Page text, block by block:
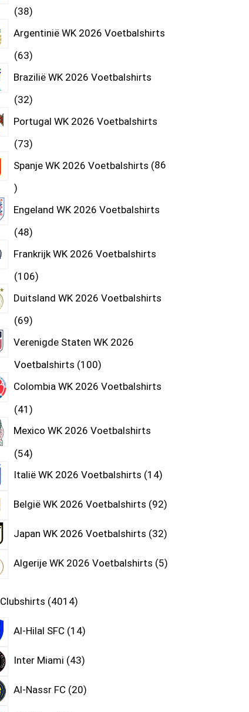
38
Argentinië WK 2026 Voetbalshirts
63
Brazilië WK 2026 Voetbalshirts
32
Portugal WK 2026 Voetbalshirts
73
Spanje WK 2026 Voetbalshirts 86
Engeland WK 2026 Voetbalshirts
48
Frankrijk WK 2026 Voetbalshirts
106
Duitsland WK 2026 Voetbalshirts
69
Verenigde Staten WK 2026
Voetbalshirts 100
Colombia WK 2026 Voetbalshirts
41
Mexico WK 2026 Voetbalshirts
54
Italië WK 2026 Voetbalshirts 14
België WK 2026 Voetbalshirts 92
Japan WK 2026 Voetbalshirts 32
Algerije WK 2026 Voetbalshirts 5
Clubshirts 4014
Al-Hilal SFC 14
Inter Miami 43
Al-Nassr FC 20